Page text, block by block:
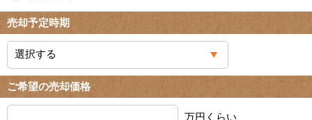
売却予定時期
ご希望の売却価格
万円くらい